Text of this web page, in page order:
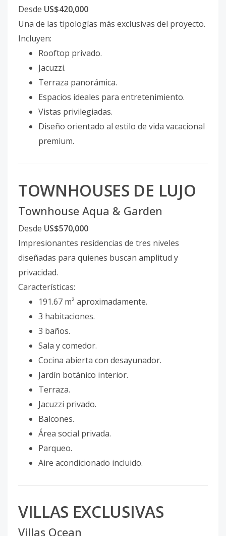
Desde US$420,000
Una de las tipologías más exclusivas del proyecto.
Incluyen:
Rooftop privado.
Jacuzzi.
Terraza panorámica.
Espacios ideales para entretenimiento.
Vistas privilegiadas.
Diseño orientado al estilo de vida vacacional
premium.
TOWNHOUSES DE LUJO
Townhouse Aqua & Garden
Desde US$570,000
Impresionantes residencias de tres niveles
diseñadas para quienes buscan amplitud y
privacidad.
Características:
191.67 m² aproximadamente.
3 habitaciones.
3 baños.
Sala y comedor.
Cocina abierta con desayunador.
Jardín botánico interior.
Terraza.
Jacuzzi privado.
Balcones.
Área social privada.
Parqueo.
Aire acondicionado incluido.
VILLAS EXCLUSIVAS
Villas Ocean